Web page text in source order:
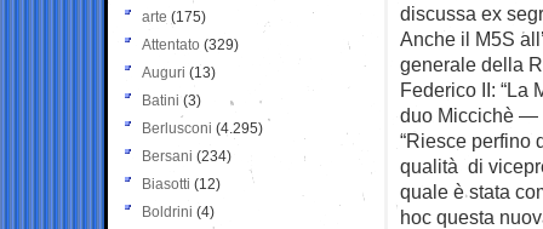
discussa ex
Anche il M5S
generale della
Federico II: “La
duo Miccichè —
“Riesce perfino
qualità di
quale è stata
hoc questa
arte (175)
Attentato (329)
Auguri (13)
Batini (3)
Berlusconi (4.295)
Bersani (234)
Biasotti (12)
Boldrini (4)